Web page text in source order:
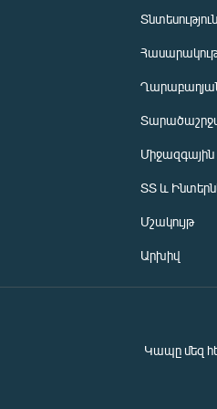
Տնտեսություն
Միջազգային
ՏՏ և
Մշակույթ
Արխիվ
Կապը մեզ